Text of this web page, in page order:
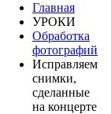
Главная
УРОКИ
Обработка
фотографий
Исправляем
снимки,
сделанные
на концерте